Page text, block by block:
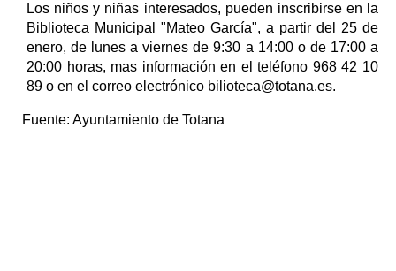
Los niños y niñas interesados, pueden inscribirse en la
Biblioteca Municipal "Mateo García", a partir del 25 de
enero, de lunes a viernes de 9:30 a 14:00 o de 17:00 a
20:00 horas, mas información en el teléfono 968 42 10
89 o en el correo electrónico bilioteca@totana.es.
Fuente: Ayuntamiento de Totana